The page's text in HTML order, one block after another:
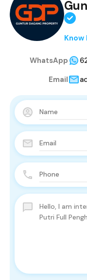
Know
WhatsApp
Email